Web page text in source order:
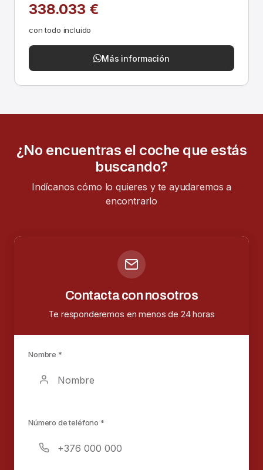
338.033 €
con todo incluido
Más información
¿No encuentras el coche que estás
buscando?
Indícanos cómo lo quieres y te ayudaremos a
encontrarlo
Contacta con nosotros
Te responderemos en menos de 24 horas
Nombre *
Número de teléfono *